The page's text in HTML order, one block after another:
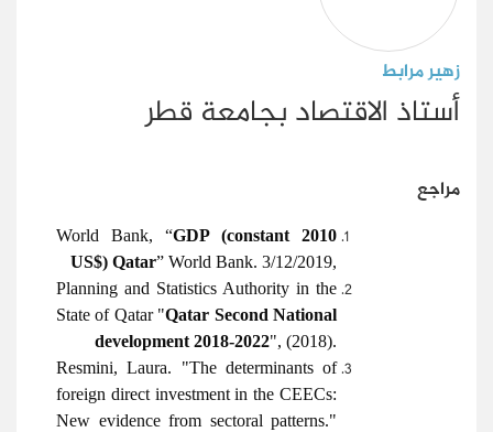
زهير مرابط
أستاذ الاقتصاد بجامعة قطر
مراجع
World Bank, “GDP (constant 2010
US$) Qatar” World Bank. 3/12/2019,
Planning and Statistics Authority in the
State of Qatar "Qatar Second National
development 2018-2022", (2018).
Resmini, Laura. "The determinants of
foreign direct investment in the CEECs:
New evidence from sectoral patterns."